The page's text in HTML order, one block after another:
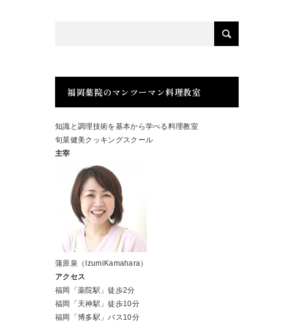
福岡薬院のマンツーマン料理教室
知識と調理技術を基本から学べる料理教室
旬菜健美クッキングスクール
主宰
蒲原泉（IzumiKamahara）
アクセス
福岡「薬院駅」徒歩2分
福岡「天神駅」徒歩10分
福岡「博多駅」バス10分